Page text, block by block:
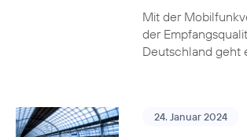
Mit der
der
Deutschland geht
24. Januar 2024